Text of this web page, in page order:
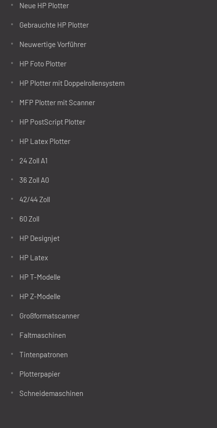
Neue HP Plotter
Gebrauchte HP Plotter
Neuwertige Vorführer
HP Foto Plotter
HP Plotter mit Doppelrollensystem
MFP Plotter mit Scanner
HP PostScript Plotter
HP Latex Plotter
24 Zoll A1
36 Zoll A0
42/44 Zoll
60 Zoll
HP Designjet
HP Latex
HP T-Modelle
HP Z-Modelle
Großformatscanner
Faltmaschinen
Tintenpatronen
Plotterpapier
Schneidemaschinen